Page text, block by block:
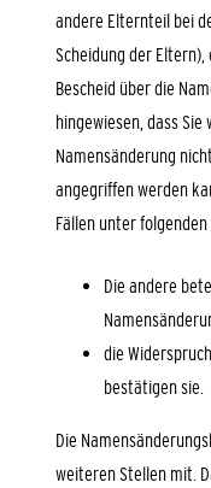
andere Elternteil bei
Scheidung der Eltern),
Bescheid über die
hingewiesen, dass
Namensänderung
angegriffen werden
Fällen unter
Die andere
die
bestätigen sie.
Die
weiteren Stellen mit.